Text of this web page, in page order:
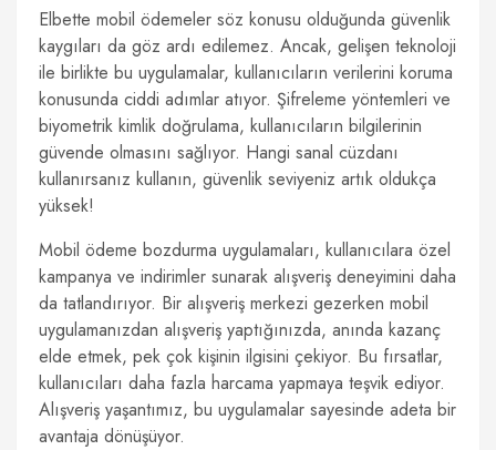
Elbette mobil ödemeler söz konusu olduğunda güvenlik
kaygıları da göz ardı edilemez. Ancak, gelişen teknoloji
ile birlikte bu uygulamalar, kullanıcıların verilerini koruma
konusunda ciddi adımlar atıyor. Şifreleme yöntemleri ve
biyometrik kimlik doğrulama, kullanıcıların bilgilerinin
güvende olmasını sağlıyor. Hangi sanal cüzdanı
kullanırsanız kullanın, güvenlik seviyeniz artık oldukça
yüksek!
Mobil ödeme bozdurma uygulamaları, kullanıcılara özel
kampanya ve indirimler sunarak alışveriş deneyimini daha
da tatlandırıyor. Bir alışveriş merkezi gezerken mobil
uygulamanızdan alışveriş yaptığınızda, anında kazanç
elde etmek, pek çok kişinin ilgisini çekiyor. Bu fırsatlar,
kullanıcıları daha fazla harcama yapmaya teşvik ediyor.
Alışveriş yaşantımız, bu uygulamalar sayesinde adeta bir
avantaja dönüşüyor.